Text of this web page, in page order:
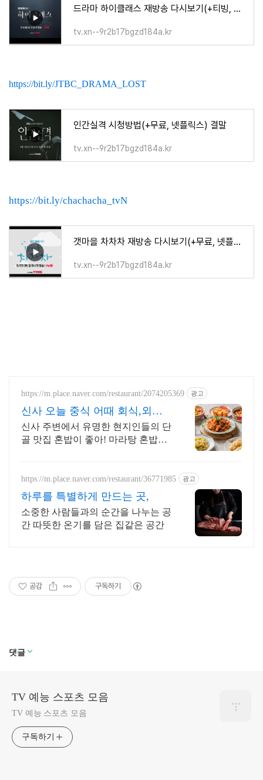
드라마 하이클래스 재방송 다시보기(+티빙, 넷플릭스)
tv.xn--9r2b17bgzd184a.kr
https://bit.ly/JTBC_DRAMA_LOST
인간실격 시청방법(+무료, 넷플릭스) 결말
tv.xn--9r2b17bgzd184a.kr
https://bit.ly/chachacha_tvN
갯마을 차차차 재방송 다시보기(+무료, 넷플릭스)
tv.xn--9r2b17bgzd184a.kr
https://m.place.naver.com/restaurant/2074205369 광고
신사 오늘 중식 어때 회식,외식,
데이트에 강추
신사 주변에서 유명한 현지인들의 단
골 맛집 혼밥이 좋아! 마라탕 혼밥의
https://m.place.naver.com/restaurant/36771985 광고
하루를 특별하게 만드는 곳,
소중한 사람들과의 순간을 나누는 공
간 따뜻한 온기를 담은 집같은 공간
공감 구독하기
댓글
TV 예능 스포츠 모음
TV 예능 스포츠 모음
구독하기